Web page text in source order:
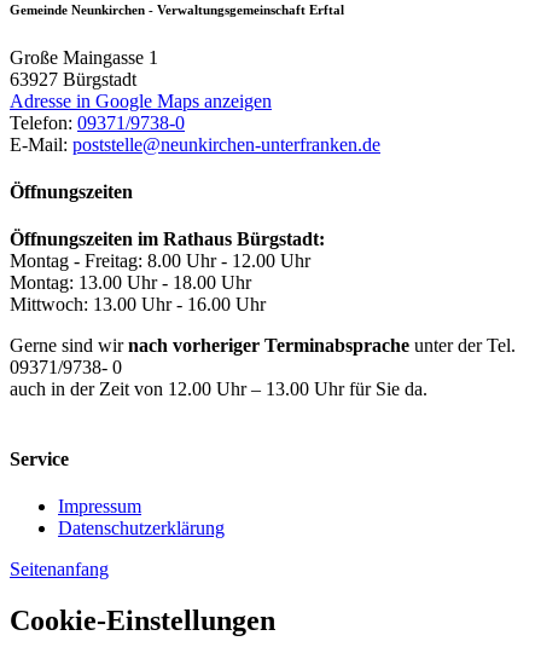
Gemeinde Neunkirchen - Verwaltungsgemeinschaft Erftal
Große Maingasse 1
63927 Bürgstadt
Adresse in Google Maps anzeigen
Telefon: 09371/9738-0
E-Mail: poststelle@neunkirchen-unterfranken.de
Öffnungszeiten
Öffnungszeiten im Rathaus Bürgstadt:
Montag - Freitag: 8.00 Uhr - 12.00 Uhr
Montag: 13.00 Uhr - 18.00 Uhr
Mittwoch: 13.00 Uhr - 16.00 Uhr
Gerne sind wirnach vorheriger Terminabsprache unter der Tel.
09371/9738- 0
auch in der Zeit von 12.00 Uhr – 13.00 Uhr für Sie da.
Service
Impressum
Datenschutzerklärung
Seitenanfang
Cookie-Einstellungen